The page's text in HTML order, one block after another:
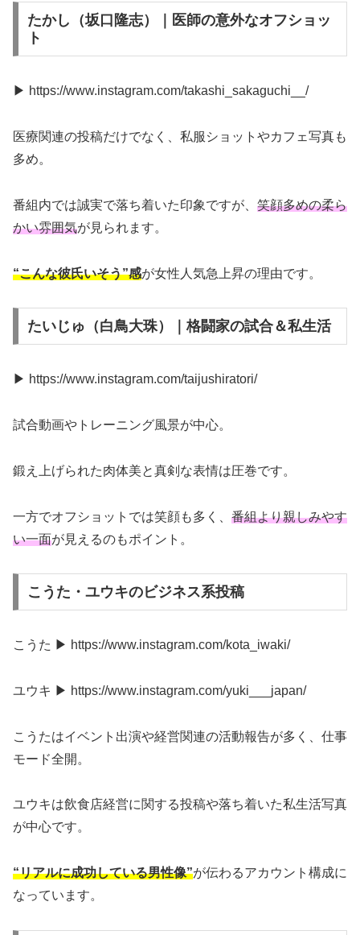
たかし（坂口隆志）｜医師の意外なオフショッ
ト
▶ https://www.instagram.com/takashi_sakaguchi__/
医療関連の投稿だけでなく、私服ショットやカフェ写真も
多め。
番組内では誠実で落ち着いた印象ですが、 笑顔多めの柔ら
かい雰囲気が見られます。
“こんな彼氏いそう”感が女性人気急上昇の理由です。
たいじゅ（白鳥大珠）｜格闘家の試合＆私生活
▶ https://www.instagram.com/taijushiratori/
試合動画やトレーニング風景が中心。
鍛え上げられた肉体美と真剣な表情は圧巻です。
一方でオフショットでは笑顔も多く、 番組より親しみやす
い一面が見えるのもポイント。
こうた・ユウキのビジネス系投稿
こうた ▶ https://www.instagram.com/kota_iwaki/
ユウキ ▶ https://www.instagram.com/yuki___japan/
こうたはイベント出演や経営関連の活動報告が多く、仕事
モード全開。
ユウキは飲食店経営に関する投稿や落ち着いた私生活写真
が中心です。
“リアルに成功している男性像”が伝わるアカウント構成に
なっています。